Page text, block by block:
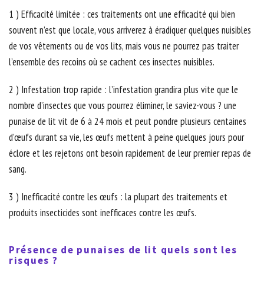
1 ) Efficacité limitée : ces traitements ont une efficacité qui bien
souvent n’est que locale, vous arriverez à éradiquer quelques nuisibles
de vos vêtements ou de vos lits, mais vous ne pourrez pas traiter
l’ensemble des recoins où se cachent ces insectes nuisibles.
2 ) Infestation trop rapide : l’infestation grandira plus vite que le
nombre d’insectes que vous pourrez éliminer, le saviez-vous ? une
punaise de lit vit de 6 à 24 mois et peut pondre plusieurs centaines
d’œufs durant sa vie, les œufs mettent à peine quelques jours pour
éclore et les rejetons ont besoin rapidement de leur premier repas de
sang.
3 ) Inefficacité contre les œufs : la plupart des traitements et
produits insecticides sont inefficaces contre les œufs.
Présence de punaises de lit quels sont les
risques ?